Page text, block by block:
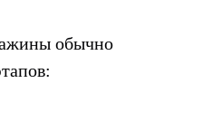
обычно